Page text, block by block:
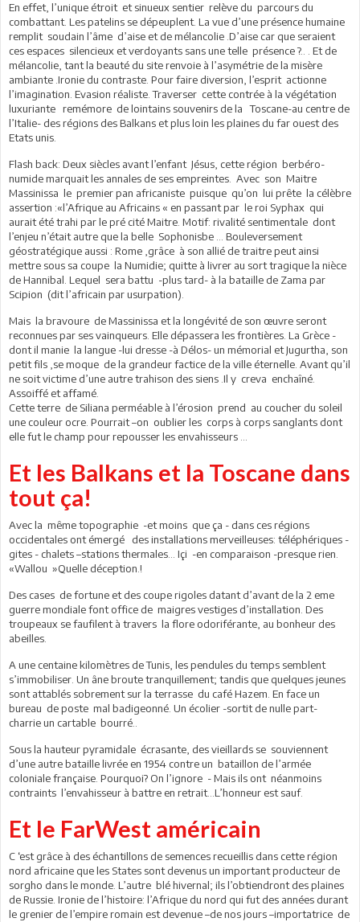
En effet, l’unique étroit et sinueux sentier relève du parcours du
combattant. Les patelins se dépeuplent. La vue d’une présence humaine
remplit soudain l’âme d’aise et de mélancolie .D’aise car que seraient
ces espaces silencieux et verdoyants sans une telle présence ?.. . Et de
mélancolie, tant la beauté du site renvoie à l’asymétrie de la misère
ambiante .Ironie du contraste. Pour faire diversion, l’esprit actionne
l’imagination. Evasion réaliste. Traverser cette contrée à la végétation
luxuriante remémore de lointains souvenirs de la Toscane-au centre de
l’Italie- des régions des Balkans et plus loin les plaines du far ouest des
Etats unis.
Flash back: Deux siècles avant l’enfant Jésus, cette région berbéro-
numide marquait les annales de ses empreintes. Avec son Maitre
Massinissa le premier pan africaniste puisque qu’on lui prête la célèbre
assertion :«l’Afrique au Africains « en passant par le roi Syphax qui
aurait été trahi par le pré cité Maitre. Motif: rivalité sentimentale dont
l’enjeu n’était autre que la belle Sophonisbe ... Bouleversement
géostratégique aussi : Rome ,grâce à son allié de traitre peut ainsi
mettre sous sa coupe la Numidie; quitte à livrer au sort tragique la nièce
de Hannibal. Lequel sera battu -plus tard- à la bataille de Zama par
Scipion (dit l’africain par usurpation).
Mais la bravoure de Massinissa et la longévité de son œuvre seront
reconnues par ses vainqueurs. Elle dépassera les frontières. La Grèce -
dont il manie la langue -lui dresse -à Délos- un mémorial et Jugurtha, son
petit fils ,se moque de la grandeur factice de la ville éternelle. Avant qu’il
ne soit victime d’une autre trahison des siens .Il y creva enchaîné.
Assoiffé et affamé.
Cette terre de Siliana perméable à l’érosion prend au coucher du soleil
une couleur ocre. Pourrait –on oublier les corps à corps sanglants dont
elle fut le champ pour repousser les envahisseurs …
Et les Balkans et la Toscane dans
tout ça!
Avec la même topographie -et moins que ça - dans ces régions
occidentales ont émergé des installations merveilleuses: téléphériques -
gites - chalets –stations thermales... Içi -en comparaison -presque rien.
«Wallou »Quelle déception.!
Des cases de fortune et des coupe rigoles datant d’avant de la 2 eme
guerre mondiale font office de maigres vestiges d’installation. Des
troupeaux se faufilent à travers la flore odoriférante, au bonheur des
abeilles.
A une centaine kilomètres de Tunis, les pendules du temps semblent
s’immobiliser. Un âne broute tranquillement; tandis que quelques jeunes
sont attablés sobrement sur la terrasse du café Hazem. En face un
bureau de poste mal badigeonné. Un écolier -sortit de nulle part-
charrie un cartable bourré..
Sous la hauteur pyramidale écrasante, des vieillards se souviennent
d’une autre bataille livrée en 1954 contre un bataillon de l’armée
coloniale française. Pourquoi? On l’ignore - Mais ils ont néanmoins
contraints l’envahisseur à battre en retrait…L’honneur est sauf.
Et le FarWest américain
C ‘est grâce à des échantillons de semences recueillis dans cette région
nord africaine que les States sont devenus un important producteur de
sorgho dans le monde. L’autre blé hivernal; ils l’obtiendront des plaines
de Russie. Ironie de l’histoire: l’Afrique du nord qui fut des années durant
le grenier de l’empire romain est devenue –de nos jours –importatrice de